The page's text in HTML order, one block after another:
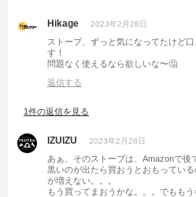
Hikage 2023年2月28日
ストーブ、ずっと気になってたけど
す！
問題なく使えるなら欲しいな〜🤔
返信する
1件の返信を見る
IZUIZU 2023年2月28日
あぁ、そのストーブは、Amazonで後
黒いのが出たら買おうとおもってい
が増えない。。。
もう買ってまおうかな。。。でももう